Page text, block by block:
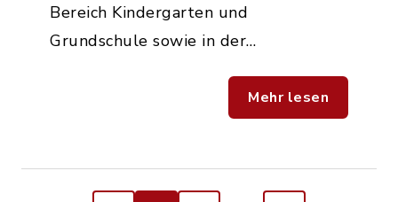
Bereich Kindergarten und
Grundschule sowie in der…
Mehr lesen